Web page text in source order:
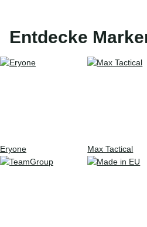
Entdecke
Eryone Max Tactical